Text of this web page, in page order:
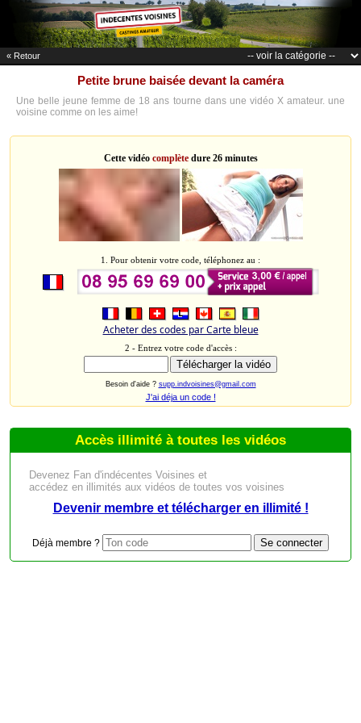
« Retour
Petite brune baisée devant la caméra
Une belle jeune femme de 18 ans tourne dans une vidéo X amateur. une
voisine comme on les aime!
Cette vidéo complètedure 26 minutes
1. Pour obtenir votre code, téléphonez au :
Acheter des codes par Carte bleue
2 - Entrez votre code d'accès :
Besoin d'aide ? supp.indvoisines@gmail.com
J'ai déja un code !
Accès illimité à toutes les vidéos
Devenez Fan d'indécentes Voisines et
accédez en illimités aux vidéos de toutes vos voisines
Devenir membre et télécharger en illimité !
Déjà membre ?